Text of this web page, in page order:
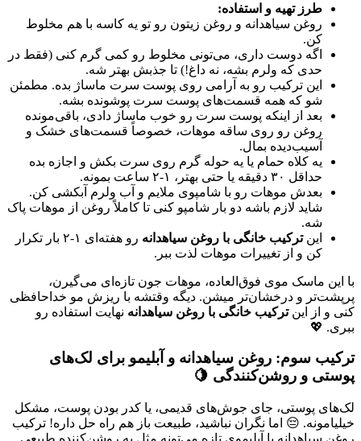
طرز تهیه و استفاده:
روغن سیاهدانه و روغن زیتون رو تو یه کاسه با هم مخلوط
کن.
اگه دوست داری، می‌تونی مخلوط رو کمی گرم کنی (فقط در
حدی که ولرم بشه، نه داغ!) تا جذبش بهتر شه.
این ترکیب رو به آرامی روی پوست سرت ماساژ بده. مطمئن
شو که همه قسمت‌های پوست سرت پوشونده بشه.
بعد از اینکه پوست سرت رو خوب ماساژ دادی، باقی‌مونده
روغن رو روی ساقه موهات، خصوصاً قسمت‌های خشک و
آسیب‌دیده بمال.
یه کلاه حمام یا یه حوله گرم روی سرت بکش و اجازه بده
حداقل ۳۰ دقیقه یا حتی بهتر، ۱-۲ ساعت بمونه.
بعدش موهات رو با شامپوی ملایم و آب ولرم آبکشی کن.
شاید لازم باشه دو بار شامپو کنی تا کاملاً روغن از موهات پاک
شه.
اینترکیب خانگی با روغن سیاهدانه
رو هفته‌ای ۱-۲ بار تکرار
کن و از تغییرات موهات لذت ببر.
با این ماسک موی فوق‌العاده، موهات جون تازه‌ای می‌گیرن،
پرپشت‌تر و درخشان‌تر میشن. دیگه وقتشه با ریزش مو خداحافظی
کنی و از اینترکیب خانگی با روغن سیاهدانه نهایت استفاده رو
ببری. 💖
ترکیب سوم: روغن سیاهدانه و آبلیمو برای لک‌های
پوستی و روشن‌کنندگی 🍋
لک‌های پوستی، جای جوش‌های قدیمی، یا کدر بودن پوست، مشکل
خیلیامونه. 😔 اما نگران نباشید، طبیعت باز هم راه حل داره! ترکیب